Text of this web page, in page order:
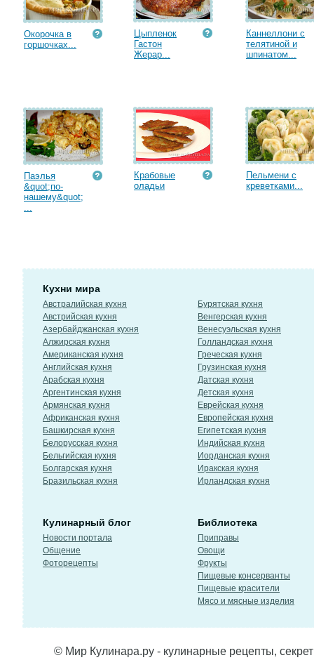
Окорочка в
горшочках...
Цыпленок
Гастон
Жерар...
Каннеллони с
телятиной и
шпинатом...
Паэлья
&quot;по-
нашему&quot;
...
Крабовые
оладьи
Пельмени с
креветками...
Кухни мира
Австралийская кухня
Австрийская кухня
Азербайджанская кухня
Алжирская кухня
Американская кухня
Английская кухня
Арабская кухня
Аргентинская кухня
Армянская кухня
Африканская кухня
Башкирская кухня
Белорусская кухня
Бельгийская кухня
Болгарская кухня
Бразильская кухня
Бурятская кухня
Венгерская кухня
Венесуэльская кухня
Голландская кухня
Греческая кухня
Грузинская кухня
Датская кухня
Детская кухня
Еврейская кухня
Европейская кухня
Египетская кухня
Индийская кухня
Иорданская кухня
Иракская кухня
Ирландская кухня
Кулинарный блог
Новости портала
Общение
Фоторецепты
Библиотека
Приправы
Овощи
Фрукты
Пищевые консерванты
Пищевые красители
Мясо и мясные изделия
© Мир Кулинара.ру - кулинарные рецепты,